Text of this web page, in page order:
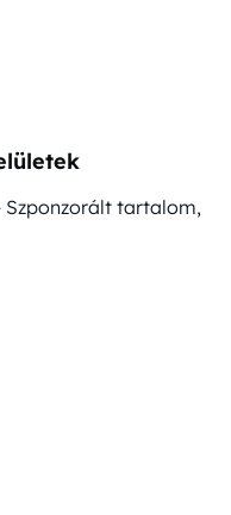
Szponzorált tartalom,